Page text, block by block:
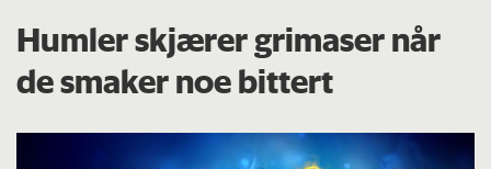
Humler skjærer grimaser når
de smaker noe bittert